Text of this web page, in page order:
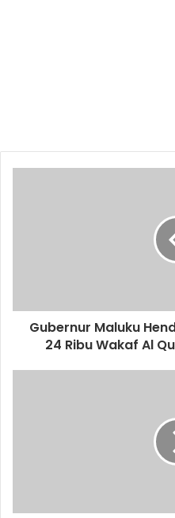
Gubernur Maluku
24 Ribu Wakaf Al